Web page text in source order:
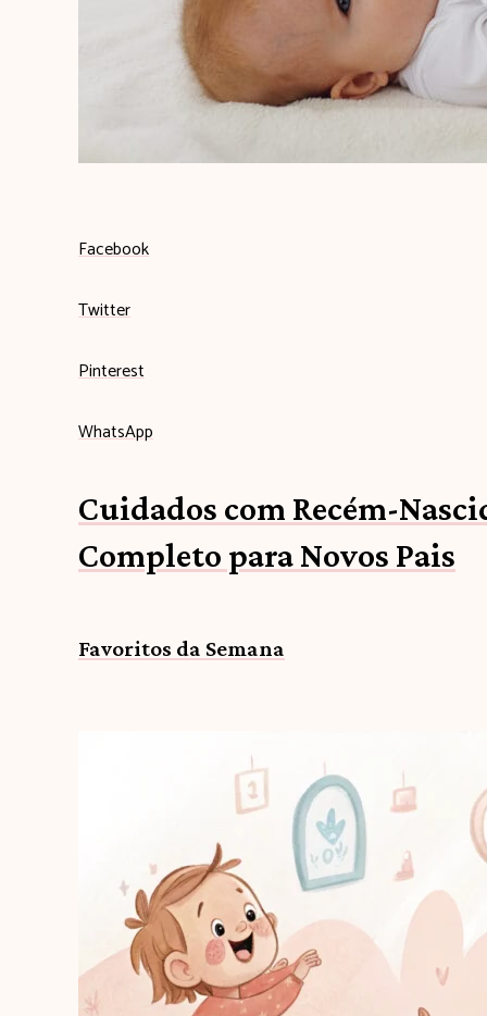
Facebook
Twitter
Pinterest
WhatsApp
Cuidados com Recém-
Completo para Novos Pais
Favoritos da Semana